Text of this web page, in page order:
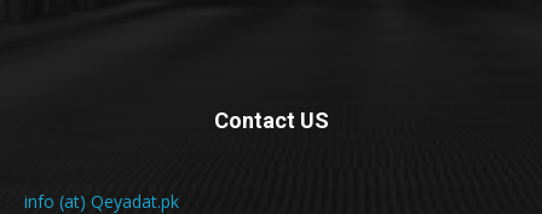
Contact US
info (at) Qeyadat.pk